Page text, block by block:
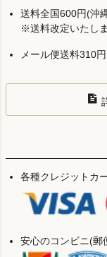
送料全国600円(沖
※送料改定いたしま
メール便送料310円
各種クレジットカ
安心のコンビニ(郵